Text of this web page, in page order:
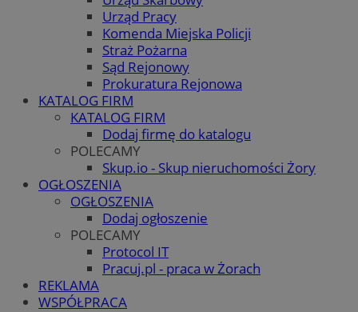
Urząd Pracy
Komenda Miejska Policji
Straż Pożarna
Sąd Rejonowy
Prokuratura Rejonowa
KATALOG FIRM
KATALOG FIRM
Dodaj firmę do katalogu
POLECAMY
Skup.io - Skup nieruchomości Żory
OGŁOSZENIA
OGŁOSZENIA
Dodaj ogłoszenie
POLECAMY
Protocol IT
Pracuj.pl - praca w Żorach
REKLAMA
WSPÓŁPRACA